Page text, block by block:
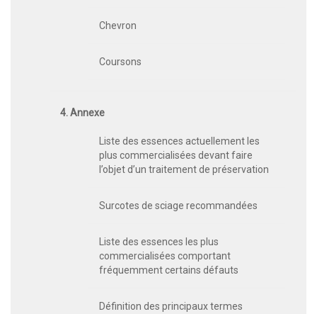
Chevron
Coursons
4. Annexe
Liste des essences actuellement les
plus commercialisées devant faire
l’objet d’un traitement de préservation
Surcotes de sciage recommandées
Liste des essences les plus
commercialisées comportant
fréquemment certains défauts
Définition des principaux termes